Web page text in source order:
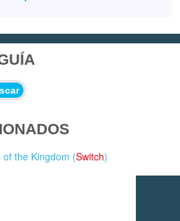
the Kingdom (Switch)